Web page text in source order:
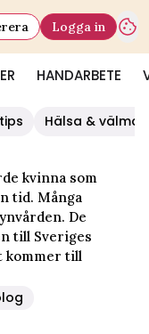
HANDARBETE
Logga in
Hälsa &
kvinna som
tid. Många
De
till Sveriges
kommer till